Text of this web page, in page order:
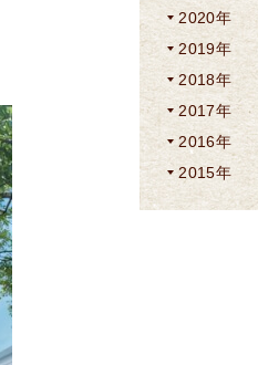
2020年
2019年
2018年
2017年
2016年
2015年